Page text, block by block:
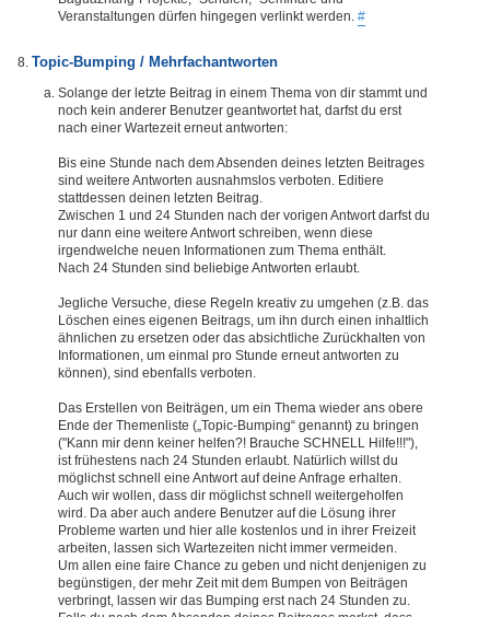
Veranstaltungen dürfen hingegen verlinkt werden. #
Topic-Bumping / Mehrfachantworten
Solange der letzte Beitrag in einem Thema von dir stammt und
noch kein anderer Benutzer geantwortet hat, darfst du erst
nach einer Wartezeit erneut antworten:
Bis eine Stunde nach dem Absenden deines letzten Beitrages
sind weitere Antworten ausnahmslos verboten. Editiere
stattdessen deinen letzten Beitrag.
Zwischen 1 und 24 Stunden nach der vorigen Antwort darfst du
nur dann eine weitere Antwort schreiben, wenn diese
irgendwelche neuen Informationen zum Thema enthält.
Nach 24 Stunden sind beliebige Antworten erlaubt.
Jegliche Versuche, diese Regeln kreativ zu umgehen (z.B. das
Löschen eines eigenen Beitrags, um ihn durch einen inhaltlich
ähnlichen zu ersetzen oder das absichtliche Zurückhalten von
Informationen, um einmal pro Stunde erneut antworten zu
können), sind ebenfalls verboten.
Das Erstellen von Beiträgen, um ein Thema wieder ans obere
Ende der Themenliste („Topic-Bumping“ genannt) zu bringen
("Kann mir denn keiner helfen?! Brauche SCHNELL Hilfe!!!"),
ist frühestens nach 24 Stunden erlaubt. Natürlich willst du
möglichst schnell eine Antwort auf deine Anfrage erhalten.
Auch wir wollen, dass dir möglichst schnell weitergeholfen
wird. Da aber auch andere Benutzer auf die Lösung ihrer
Probleme warten und hier alle kostenlos und in ihrer Freizeit
arbeiten, lassen sich Wartezeiten nicht immer vermeiden.
Um allen eine faire Chance zu geben und nicht denjenigen zu
begünstigen, der mehr Zeit mit dem Bumpen von Beiträgen
verbringt, lassen wir das Bumping erst nach 24 Stunden zu.